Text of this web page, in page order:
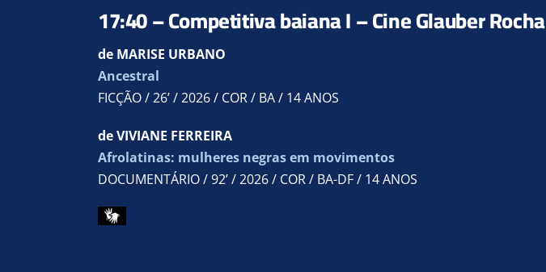
17:40 – Competitiva baiana I – Cine Glauber Rocha
de MARISE URBANO
Ancestral
FICÇÃO / 26’ / 2026 / COR / BA / 14 ANOS
de VIVIANE FERREIRA
Afrolatinas: mulheres negras em movimentos
DOCUMENTÁRIO / 92’ / 2026 / COR / BA-DF / 14 ANOS